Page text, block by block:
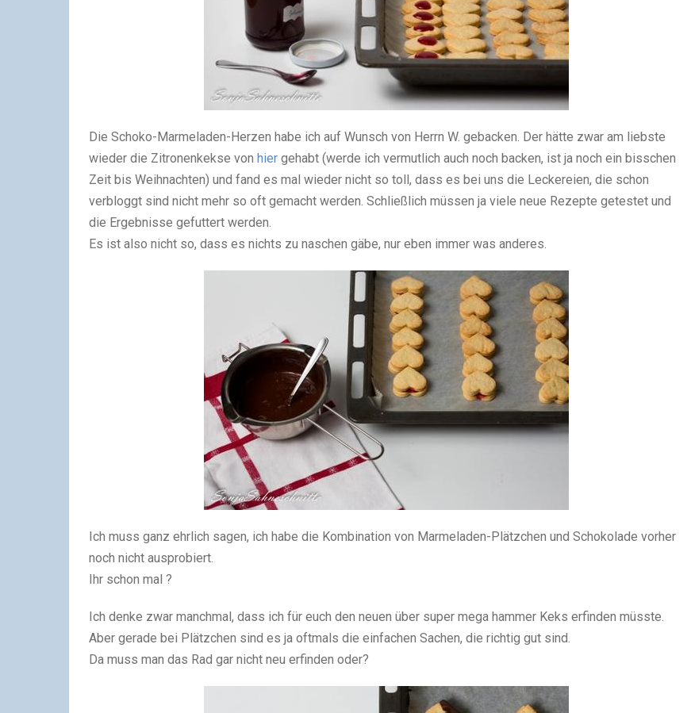
Die Schoko-Marmeladen-Herzen habe ich auf Wunsch von Herrn W. gebacken. Der hätte zwar am liebste
wieder die Zitronenkekse von hier gehabt (werde ich vermutlich auch noch backen, ist ja noch ein bisschen
Zeit bis Weihnachten) und fand es mal wieder nicht so toll, dass es bei uns die Leckereien, die schon
verbloggt sind nicht mehr so oft gemacht werden. Schließlich müssen ja viele neue Rezepte getestet und
die Ergebnisse gefuttert werden.
Es ist also nicht so, dass es nichts zu naschen gäbe, nur eben immer was anderes.
Ich muss ganz ehrlich sagen, ich habe die Kombination von Marmeladen-Plätzchen und Schokolade vorher
noch nicht ausprobiert.
Ihr schon mal ?
Ich denke zwar manchmal, dass ich für euch den neuen über super mega hammer Keks erfinden müsste.
Aber gerade bei Plätzchen sind es ja oftmals die einfachen Sachen, die richtig gut sind.
Da muss man das Rad gar nicht neu erfinden oder?